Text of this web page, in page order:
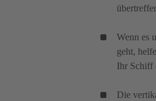
Wenn es
geht,
Ihr Schiff
Die